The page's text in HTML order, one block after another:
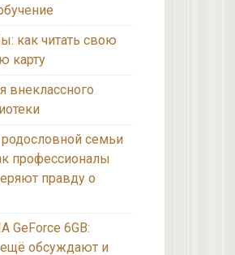
как читать свою
карту
внеклассного
семьи
профессионалы
правду о
GeForce 6GB:
обсуждают и